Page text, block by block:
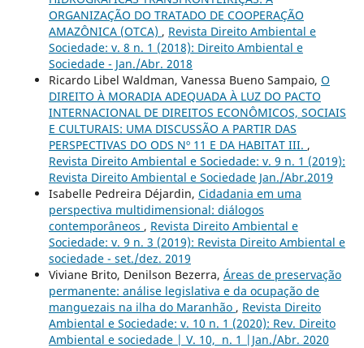
ORGANIZAÇÃO DO TRATADO DE COOPERAÇÃO
AMAZÔNICA (OTCA) , Revista Direito Ambiental e
Sociedade: v. 8 n. 1 (2018): Direito Ambiental e
Sociedade - Jan./Abr. 2018
Ricardo Libel Waldman, Vanessa Bueno Sampaio, O
DIREITO À MORADIA ADEQUADA À LUZ DO PACTO
INTERNACIONAL DE DIREITOS ECONÔMICOS, SOCIAIS
E CULTURAIS: UMA DISCUSSÃO A PARTIR DAS
PERSPECTIVAS DO ODS Nº 11 E DA HABITAT III. ,
Revista Direito Ambiental e Sociedade: v. 9 n. 1 (2019):
Revista Direito Ambiental e Sociedade Jan./Abr.2019
Isabelle Pedreira Déjardin, Cidadania em uma
perspectiva multidimensional: diálogos
contemporâneos , Revista Direito Ambiental e
Sociedade: v. 9 n. 3 (2019): Revista Direito Ambiental e
sociedade - set./dez. 2019
Viviane Brito, Denilson Bezerra, Áreas de preservação
permanente: análise legislativa e da ocupação de
manguezais na ilha do Maranhão , Revista Direito
Ambiental e Sociedade: v. 10 n. 1 (2020): Rev. Direito
Ambiental e sociedade | V. 10, n. 1 |Jan./Abr. 2020